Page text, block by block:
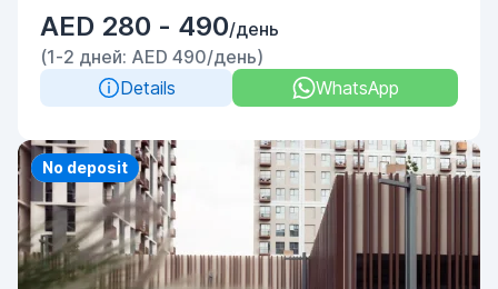
AED 280 - 490/день
(1-2 дней: AED 490/день)
Details
WhatsApp
Priority
No deposit